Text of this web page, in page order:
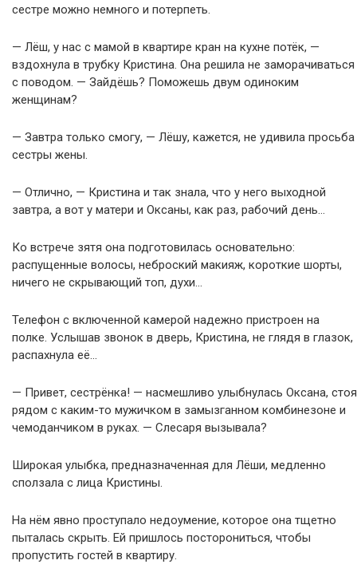
сестре можно немного и потерпеть.
— Лёш, у нас с мамой в квартире кран на кухне потёк, —
вздохнула в трубку Кристина. Она решила не заморачиваться
с поводом. — Зайдёшь? Поможешь двум одиноким
женщинам?
— Завтра только смогу, — Лёшу, кажется, не удивила просьба
сестры жены.
— Отлично, — Кристина и так знала, что у него выходной
завтра, а вот у матери и Оксаны, как раз, рабочий день…
Ко встрече зятя она подготовилась основательно:
распущенные волосы, неброский макияж, короткие шорты,
ничего не скрывающий топ, духи…
Телефон с включенной камерой надежно пристроен на
полке. Услышав звонок в дверь, Кристина, не глядя в глазок,
распахнула её…
— Привет, сестрёнка! — насмешливо улыбнулась Оксана, стоя
рядом с каким-то мужичком в замызганном комбинезоне и
чемоданчиком в руках. — Слесаря вызывала?
Широкая улыбка, предназначенная для Лёши, медленно
сползала с лица Кристины.
На нём явно проступало недоумение, которое она тщетно
пыталась скрыть. Ей пришлось посторониться, чтобы
пропустить гостей в квартиру.